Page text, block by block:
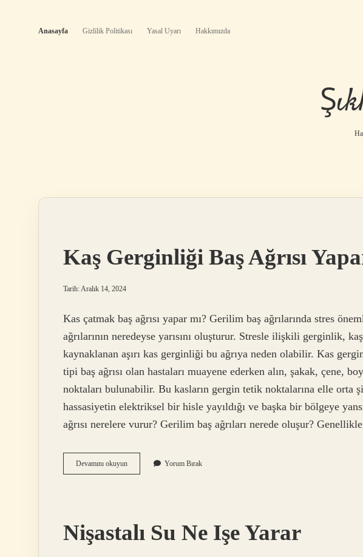
Anasayfa Gizlilik Politikası Yasal Uyarı Hakkımızda
Şıklık
ve
İlham
Yazılar
Kaş Gerginliği Baş Ağrısı
Tarih: Aralık 14, 2024
Kas çatmak baş ağrısı yapar mı? Gerilim baş ağrılarında stres
ağrılarının neredeyse yarısını oluşturur. Stresle ilişkili gerginlik,
kaynaklanan aşırı kas gerginliği bu ağrıya neden olabilir. Kas
tipi baş ağrısı olan hastaları muayene ederken alın, şakak, çene,
noktaları bulunabilir. Bu kasların gergin tetik noktalarına elle orta
hassasiyetin elektriksel bir hisle yayıldığı ve başka bir bölgeye
ağrısı nerelere vurur? Gerilim baş ağrıları nerede oluşur?
Devamını okuyunKaş
Gerginliği
Yorum Bırak
Nişastalı Su Ne Işe Yarar